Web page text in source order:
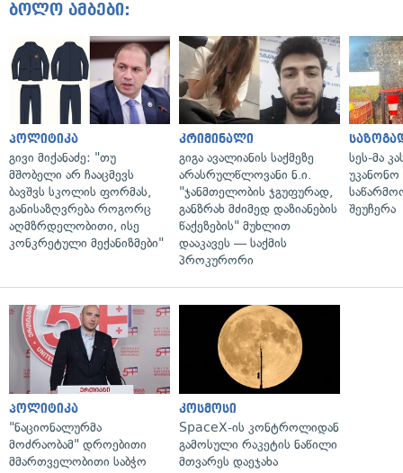
ბოლო ამბები:
პოლიტიკა
გივი მიქანაძე: "თუ
მშობელი არ ჩააცმევს
ბავშვს სკოლის ფორმას,
განისაზღვრება როგორც
აღმზრდელობითი, ისე
კონკრეტული მექანიზმები"
კრიმინალი
გიგა ავალიანის საქმეზე
არასრულწლოვანი ნ.ი.
"ჯანმთელობის ჯგუფურად,
განზრახ მძიმედ დაზიანების
წაქეზების" მუხლით
დააკავეს — საქმის
პროკურორი
სეს-მა
უკანონო
შეუჩერა
პოლიტიკა
"ნაციონალურმა
მოძრაობამ" დროებითი
მმართველობითი საბჭო
კოსმოსი
SpaceX-ის კონტროლიდან
გამოსული რაკეტის ნაწილი
მთვარეს დაეჯახა